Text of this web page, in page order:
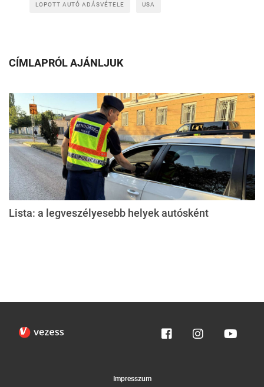
LOPOTT AUTÓ ADÁSVÉTELE USA
CÍMLAPRÓL AJÁNLJUK
Lista: a legveszélyesebb helyek autósként
Impresszum